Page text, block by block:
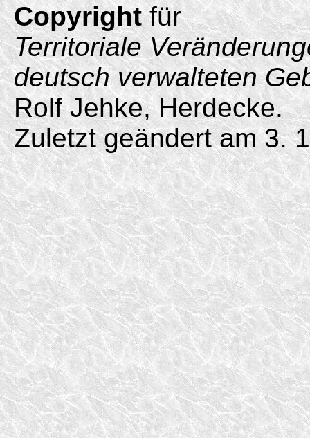
Copyrightfür
Territoriale
deutsch verwalteten
Rolf Jehke, Herdecke.
Zuletzt geändert am 3.